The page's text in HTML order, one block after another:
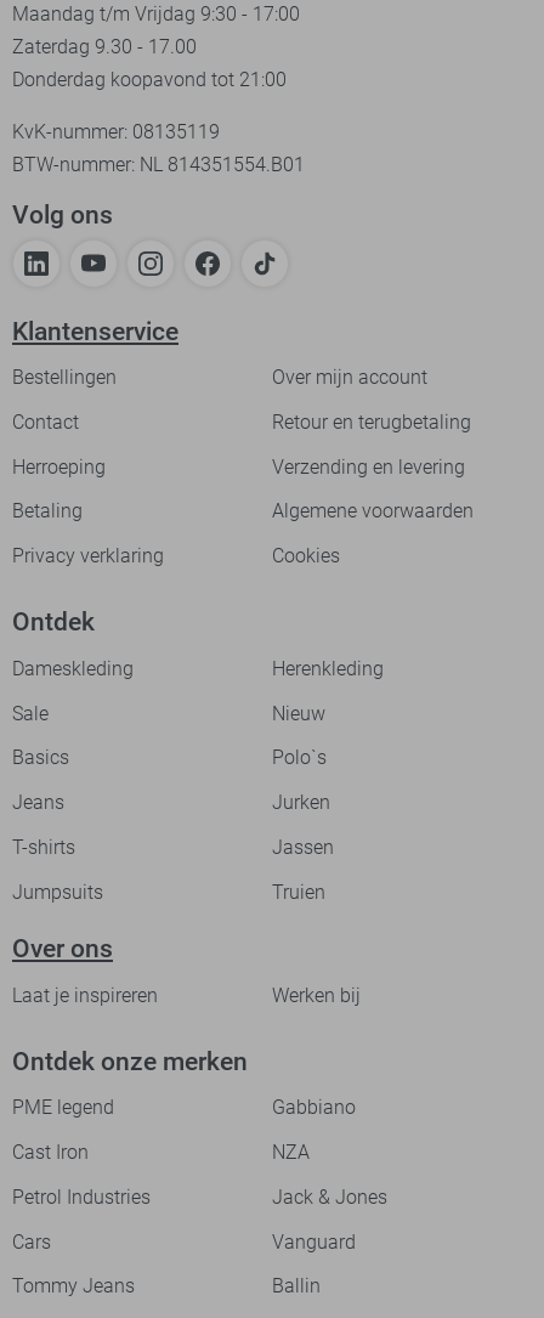
Maandag t/m Vrijdag 9:30 - 17:00
Zaterdag 9.30 - 17.00
Donderdag koopavond tot 21:00
KvK-nummer: 08135119
BTW-nummer: NL 814351554.B01
Volg ons
Klantenservice
Bestellingen
Over mijn account
Contact
Retour en terugbetaling
Herroeping
Verzending en levering
Betaling
Algemene voorwaarden
Privacy verklaring
Cookies
Ontdek
Dameskleding
Herenkleding
Sale
Nieuw
Basics
Polo`s
Jeans
Jurken
T-shirts
Jassen
Jumpsuits
Truien
Over ons
Laat je inspireren Werken bij
Ontdek onze merken
PME legend
Gabbiano
Cast Iron
NZA
Petrol Industries
Jack & Jones
Cars
Vanguard
Tommy Jeans
Ballin